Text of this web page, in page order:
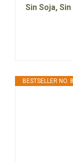
Sin Soja,
BESTSELLER NO. 8